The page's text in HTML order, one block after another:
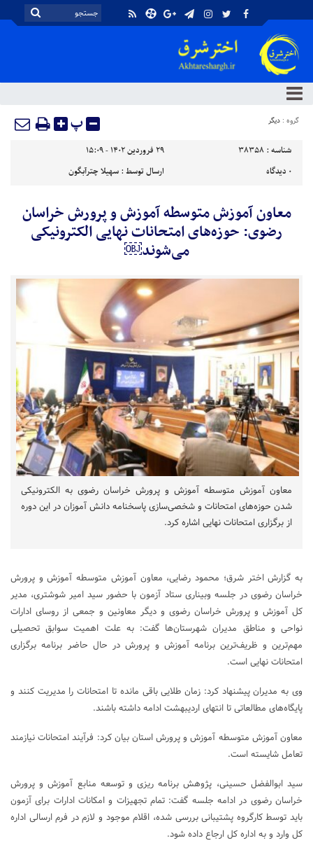
گروه : دیگر پ
شناسه : 38358
۲۹ فروردین ۱۴۰۲ - ۱۵:۰۹
۰ دیدگاه ارسال توسط :سهیلا چترآبگون
معاون آموزش متوسطه آموزش و پرورش خراسان
رضوی: حوزه‌های امتحانات نهایی الکترونیکی
می‌شوند￼
معاون آموزش متوسطه آموزش و پرورش خراسان رضوی به الکترونیکی
شدن حوزه‌های امتحانات و شخصی‌سازی پاسخنامه دانش آموزان در این دوره
از برگزاری امتحانات نهایی اشاره کرد.
به گزارش اختر شرق؛ محمود رضایی، معاون آموزش متوسطه آموزش و پرورش
خراسان رضوی در جلسه وبیناری ستاد آزمون با حضور سید امیر شوشتری، مدیر
کل آموزش و پرورش خراسان رضوی و دیگر معاونین و جمعی از روسای ادارات
نواحی و مناطق مدیران شهرستان‌ها گفت: به علت اهمیت سوابق تحصیلی
مهم‌ترین و ظریف‌ترین برنامه آموزش و پرورش در حال حاضر برنامه برگزاری
امتحانات نهایی است.
وی به مدیران پیشنهاد کرد: زمان طلایی باقی مانده تا امتحانات را مدیریت کنند و
پایگاه‌های مطالعاتی تا انتهای اردیبهشت ادامه داشته باشند.
معاون آموزش متوسطه آموزش و پرورش استان بیان کرد: فرآیند امتحانات نیازمند
تعامل شایسته است.
سید ابوالفضل حسینی، پژوهش برنامه ریزی و توسعه منابع آموزش و پرورش
خراسان رضوی در ادامه جلسه گفت: تمام تجهیزات و امکانات ادارات برای آزمون
باید توسط کارگروه پشتیبانی بررسی شده، اقلام موجود و لازم در فرم ارسالی اداره
کل وارد و به اداره کل ارجاع داده شود.